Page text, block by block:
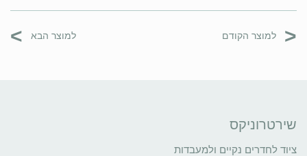
< למוצר הקודם למוצר הבא >
שירטרוניקס
ציוד לחדרים נקיים ולמעבדות